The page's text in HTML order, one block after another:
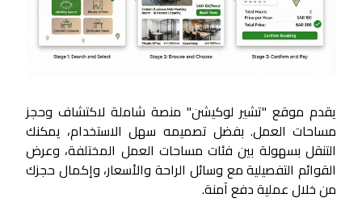
يقدم موقع "تشير لوكيشن" منصة شاملة لاكتشاف وحجز
مساحات العمل. بفضل تصميمه سهل الاستخدام، يمكنك
التنقل بسهولة بين فئات مساحات العمل المختلفة، وعرض
القوائم التفصيلية مع وسائل الراحة والأسعار، وإكمال حجزك
من خلال عملية دفع آمنة.